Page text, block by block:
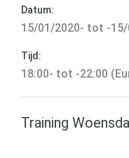
Datum:
15/01/2020- tot -15/
Tijd:
18:00- tot -22:00
Training